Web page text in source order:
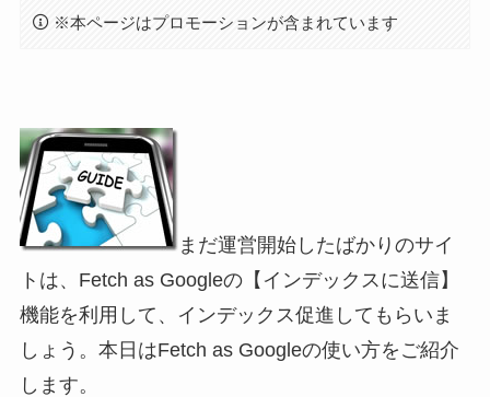
※本ページはプロモーションが含まれています
まだ運営開始したばかりのサイ
トは、Fetch as Googleの【インデックスに送信】
機能を利用して、インデックス促進してもらいま
しょう。本日はFetch as Googleの使い方をご紹介
します。